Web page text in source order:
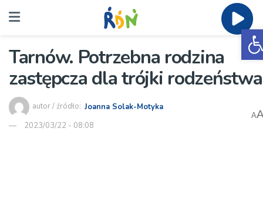
Tarnów. Potrzebna rodzina
zastępcza dla trójki rodzeństwa
autor / źródło: Joanna Solak-Motyka
2023/03/22 - 08:08
A